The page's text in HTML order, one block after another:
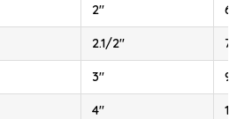
2″
2.1/2″
3″
4″